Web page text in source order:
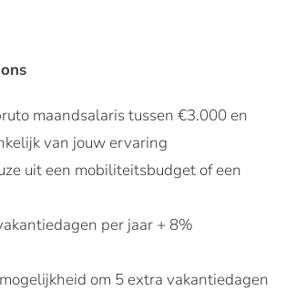
maandsalaris tussen €3.000 en
van jouw ervaring
uit een mobiliteitsbudget of een
per jaar + 8%
om 5 extra vakantiedagen